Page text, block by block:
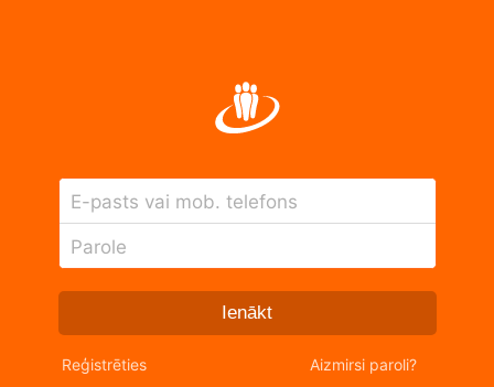
E-pasts vai mob. telefons
Parole
Ienākt
Reģistrēties Aizmirsi paroli?